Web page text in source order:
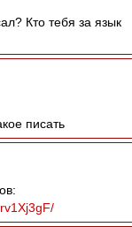
Кто тебя за язык
писать